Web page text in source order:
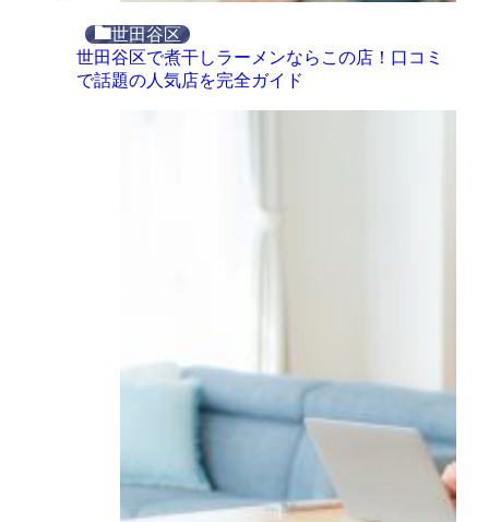
世田谷区
世田谷区で煮干しラーメンならこの店！口コミ
で話題の人気店を完全ガイド